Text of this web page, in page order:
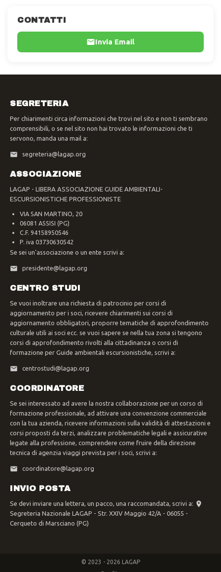
CONTATTI
Invia Email
SEGRETERIA
Per chiarimenti circa informazioni che trovi nel sito e non ti sembrano
comprensibili, o se nel sito non hai trovato le informazioni che ti
servono, manda una mail a:
segreteria@lagap.org
ASSOCIAZIONE
LAGAP - LIBERA ASSOCIAZIONE GUIDE AMBIENTALI-
ESCURSIONISTICHE PROFESSIONISTE
VIA SAN MARTINO, 20
06081 ASSISI (PG)
C.F. 94158950546
P. iva 03730630542
Se sei un'associazione o un ente scrivi a:
presidente@lagap.org
CENTRO STUDI
Se vuoi inoltrare una richiesta di patrocinio per corsi di
aggiornamento per i soci, ricevere chiarimenti sui corsi di
aggiornamento obbligatori, proporre tematiche di approfondimento
culturale utili ai soci ecc. se vuoi sapere se nella tua zona si tengono
corsi di approfondimento rivolti alla cittadinanza o corsi di
formazione per Guide ambientali escursionistiche, scrivi a:
centrostudi@lagap.org
COORDINATORE
Se sei interessato ad avere la nostra collaborazione per un corso di
formazione professionale, ad attivare una convenzione commerciale
con la tua azienda, ricevere informazioni sulla validità di attestazioni e
corsi proposti da terzi, analizzare problematiche legali e assicurative
legate alla professione, comprendere come fruire della direzione
tecnica di agenzia viaggi prevista per i soci, scrivi a:
coordinatore@lagap.org
INVIO POSTA
Se devi inviare una lettera, un pacco, una raccomandata, scrivi a:
Segreteria Nazionale LAGAP - Str. XXIV Maggio 42/A - 06055 -
Cerqueto di Marsciano (PG)
© 2023 - 2026 LAGAP